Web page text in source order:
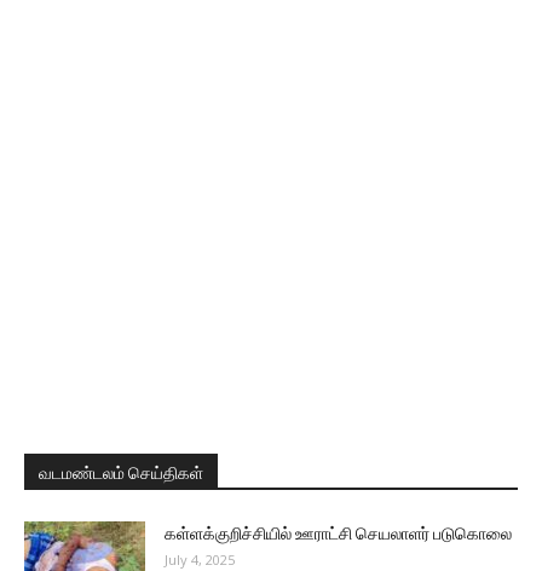
வடமண்டலம் செய்திகள்
கள்ளக்குறிச்சியில் ஊராட்சி செயலாளர் படுகொலை
July 4, 2025